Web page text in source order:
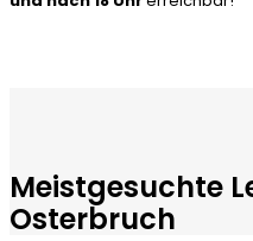
Meistgesuchte
Osterbruch